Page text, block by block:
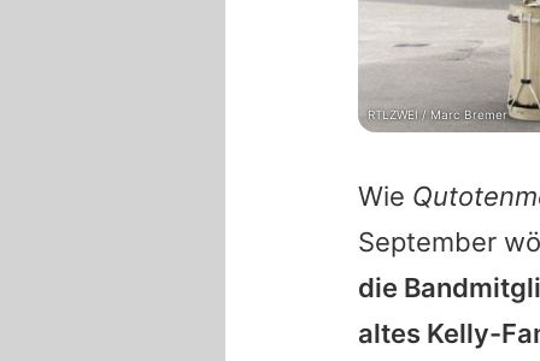
Wie
September
die
altes Kelly-
RTLZWEI / Marc Bremer